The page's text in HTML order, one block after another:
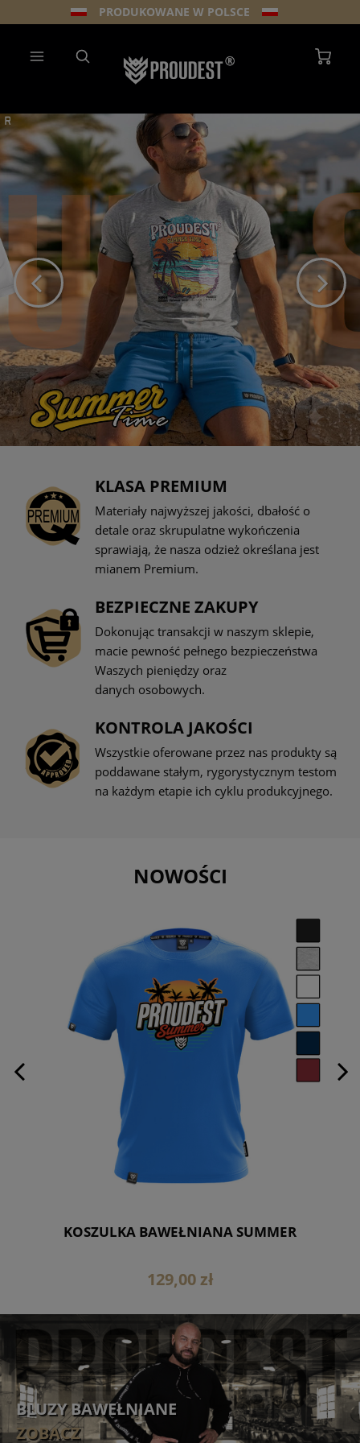
PRODUKOWANE W POLSCE
KLASA PREMIUM
Materiały najwyższej jakości, dbałość o
detale oraz skrupulatne wykończenia
sprawiają, że nasza odzież określana jest
mianem Premium.
BEZPIECZNE ZAKUPY
Dokonując transakcji w naszym sklepie,
macie pewność pełnego bezpieczeństwa
Waszych pieniędzy oraz
danych osobowych.
KONTROLA JAKOŚCI
Wszystkie oferowane przez nas produkty są
poddawane stałym, rygorystycznym testom
na każdym etapie ich cyklu produkcyjnego.
NOWOŚCI
KOSZULKA BAWEŁNIANA SUMMER
129,00 zł
BLUZY BAWEŁNIANE
ZOBACZ